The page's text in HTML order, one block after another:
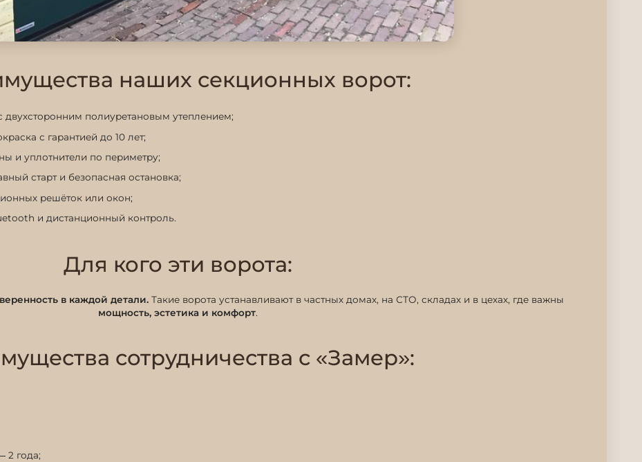
наших секционных ворот:
двухсторонним полиуретановым утеплением;
с гарантией до 10 лет;
и уплотнители по периметру;
старт и безопасная остановка;
решёток или окон;
и дистанционный контроль.
Для кого эти ворота:
в каждой детали. Такие ворота устанавливают в частных домах, на СТО, складах и в цехах, где важны
мощность, эстетика и комфорт.
сотрудничества с «Замер»:
2 года;